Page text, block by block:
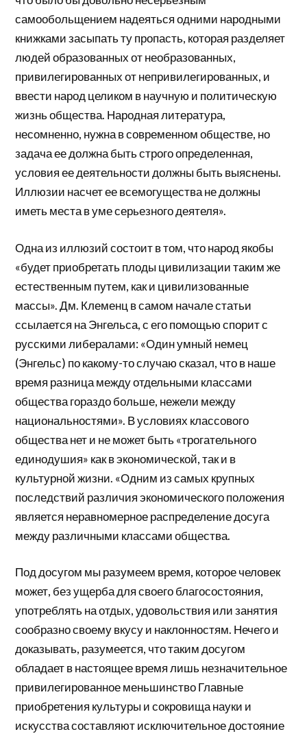
самообольщением надеяться одними народными
книжками засыпать ту пропасть, которая разделяет
людей образованных от необразованных,
привилегированных от непривилегированных, и
ввести народ целиком в научную и политическую
жизнь общества. Народная литература,
несомненно, нужна в современном обществе, но
задача ее должна быть строго определенная,
условия ее деятельности должны быть выяснены.
Иллюзии насчет ее всемогущества не должны
иметь места в уме серьезного деятеля».
Одна из иллюзий состоит в том, что народ якобы
«будет приобретать плоды цивилизации таким же
естественным путем, как и цивилизованные
массы». Дм. Клеменц в самом начале статьи
ссылается на Энгельса, с его помощью спорит с
русскими либералами: «Один умный немец
(Энгельс) по какому-то случаю сказал, что в наше
время разница между отдельными классами
общества гораздо больше, нежели между
национальностями». В условиях классового
общества нет и не может быть «трогательного
единодушия» как в экономической, так и в
культурной жизни. «Одним из самых крупных
последствий различия экономического положения
является неравномерное распределение досуга
между различными классами общества.
Под досугом мы разумеем время, которое человек
может, без ущерба для своего благосостояния,
употреблять на отдых, удовольствия или занятия
сообразно своему вкусу и наклонностям. Нечего и
доказывать, разумеется, что таким досугом
обладает в настоящее время лишь незначительное
привилегированное меньшинство Главные
приобретения культуры и сокровища науки и
искусства составляют исключительное достояние